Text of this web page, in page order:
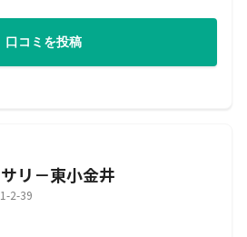
口コミを投稿
リ－東小金井
2-39